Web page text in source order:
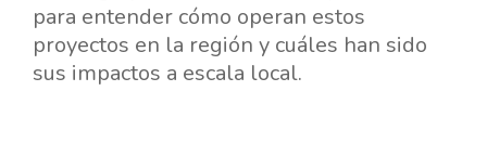
para entender cómo operan estos
proyectos en la región y cuáles han sido
sus impactos a escala local.